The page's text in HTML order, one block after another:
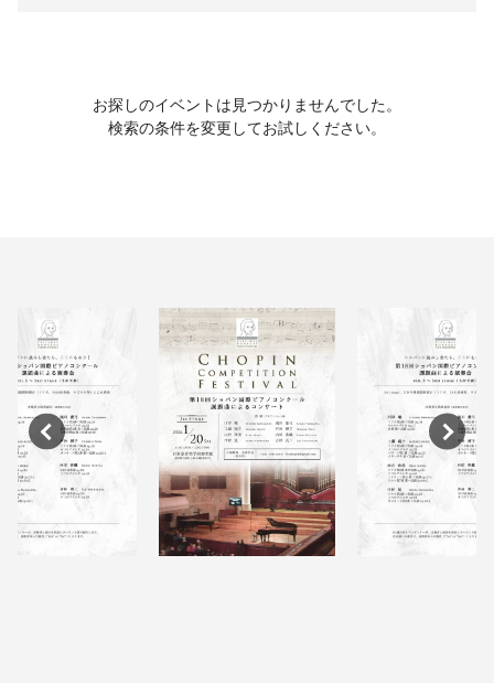
お探しのイベントは見つかりませんでした。
検索の条件を変更してお試しください。